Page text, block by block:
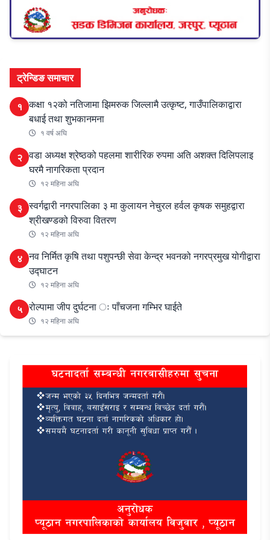
ट्रेन्डिङ समाचार
१ कक्षा १२को नतिजामा झिमरुक जिल्लामै उत्कृष्ट, गाउँपालिकाद्वारा
बधाई तथा शुभकानमना
१ वर्ष अघि
२ वडा अध्यक्ष श्रेष्ठको पहलमा शारीरिक रुपमा अति अशक्त दिलिपलाइ
घरमै नागरिकता प्रदान
१२ महिना अघि
३ स्वर्गद्वारी नगरपालिका ३ मा कुलायन नेचुरल हर्वल कृषक समुहद्वारा
श्रीखण्डको विरुवा वितरण
१२ महिना अघि
४ नव निर्मित कृषि तथा पशुपन्छी सेवा केन्द्र भवनको नगरप्रमुख योगीद्वारा
उद्घाटन
१२ महिना अघि
५ रोल्पामा जीप दुर्घटना ः पाँचजना गम्भिर घाईते
१२ महिना अघि